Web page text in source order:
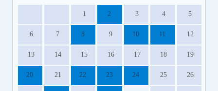
1 2 3 4 5
6 7 8 9 10 11 12
13 14 15 16 17 18 19
20 21 22 23 24 25 26